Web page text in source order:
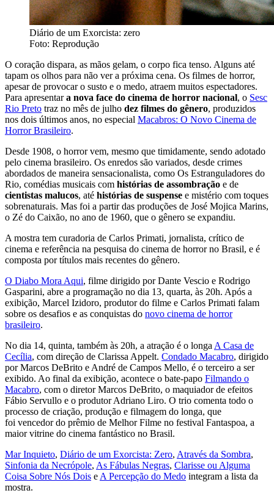
Diário de um Exorcista: zero
Foto: Reprodução
O coração dispara, as mãos gelam, o corpo fica tenso. Alguns até
tapam os olhos para não ver a próxima cena. Os filmes de horror,
apesar de provocar o susto e o medo, atraem muitos espectadores.
Para apresentara nova face do cinema de horror nacional, o Sesc
Rio Preto traz no mês de julho dez filmes do gênero, produzidos
nos dois últimos anos, no especial Macabros: O Novo Cinema de
Horror Brasileiro.
Desde 1908, o horror vem, mesmo que timidamente, sendo adotado
pelo cinema brasileiro. Os enredos são variados, desde crimes
abordados de maneira sensacionalista, como Os Estranguladores do
Rio, comédias musicais com histórias de assombração e de
cientistas malucos, até histórias de suspense e mistério com toques
sobrenaturais. Mas foi a partir das produções de José Mojica Marins,
o Zé do Caixão, no ano de 1960, que o gênero se expandiu.
A mostra tem curadoria de Carlos Primati, jornalista, crítico de
cinema e referência na pesquisa do cinema de horror no Brasil, e é
composta por títulos mais recentes do gênero.
O Diabo Mora Aqui, filme dirigido por Dante Vescio e Rodrigo
Gasparini, abre a programação no dia 13, quarta, às 20h. Após a
exibição, Marcel Izidoro, produtor do filme e Carlos Primati falam
sobre os desafios e as conquistas do novo cinema de horror
brasileiro.
No dia 14, quinta, também às 20h, a atração é o longa A Casa de
Cecília, com direção de Clarissa Appelt. Condado Macabro, dirigido
por Marcos DeBrito e André de Campos Mello, é o terceiro a ser
exibido. Ao final da exibição, acontece o bate-papo Filmando o
Macabro, com o diretor Marcos DeBrito, o maquiador de efeitos
Fábio Servullo e o produtor Adriano Liro. O trio comenta todo o
processo de criação, produção e filmagem do longa, que
foi vencedor do prêmio de Melhor Filme no festival Fantaspoa, a
maior vitrine do cinema fantástico no Brasil.
Mar Inquieto, Diário de um Exorcista: Zero, Através da Sombra,
Sinfonia da Necrópole, As Fábulas Negras, Clarisse ou Alguma
Coisa Sobre Nós Dois e A Percepção do Medo integram a lista da
mostra.